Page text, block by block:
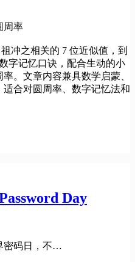
周率
冲之相关的 7 位近似值，到
字记忆口诀，配合生动的小
。文章内容兼具数学启蒙、
合对圆周率、数字记忆法和
Day
密码日，不…